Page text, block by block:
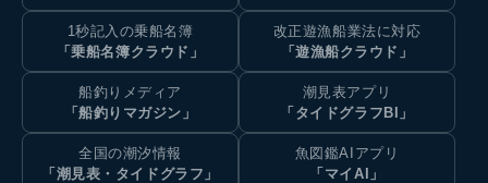
1秒記入の乗船名簿
「乗船名簿クラウド」
改正遊漁船業法に対応
「遊漁船クラウド」
船釣りメディア
「船釣りマガジン」
潮見表アプリ
「タイドグラフBI」
全国の潮汐情報
「潮見表・タイドグラフ」
魚図鑑AIアプリ
「マイAI」